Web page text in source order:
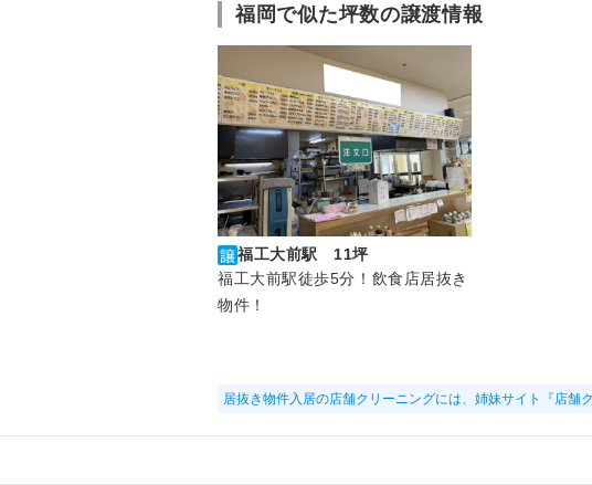
福岡で似た坪数の譲渡情報
福工大前駅 11坪
福工大前駅徒歩5分！飲食店居抜き
物件！
居抜き物件入居の店舗クリーニングには、姉妹サイト『店